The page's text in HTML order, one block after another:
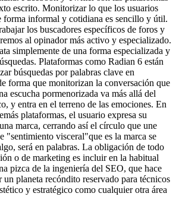
escrito. Monitorizar lo que los usuarios
forma informal y cotidiana es sencillo y útil.
los buscadores específicos de foros y
al opinador más activo y especializado.
simplemente de una forma especializada y
Plataformas como Radian 6 están
búsquedas por palabras clave en
forma que monitorizan la conversación que
escucha pormenorizada va más allá del
y entra en el terreno de las emociones. En
plataformas, el usuario expresa su
marca, cerrando así el círculo que une
"sentimiento visceral"que es la marca se
será en palabras. La obligación de todo
o de marketing es incluir en la habitual
pizca de la ingeniería del SEO, que hace
un planeta recóndito reservado para técnicos
y estratégico como cualquier otra área